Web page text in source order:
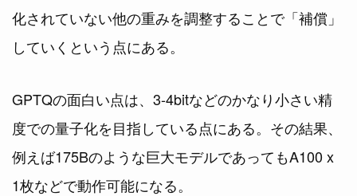
化されていない他の重みを調整することで「補償」
していくという点にある。
GPTQの面白い点は、3-4bitなどのかなり小さい精
度での量子化を目指している点にある。その結果、
例えば175Bのような巨大モデルであってもA100 x
1枚などで動作可能になる。